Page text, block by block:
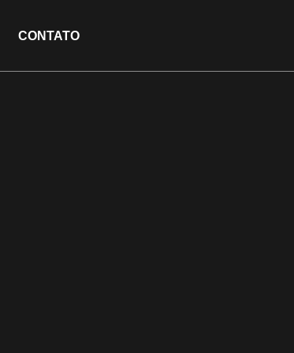
CONTATO